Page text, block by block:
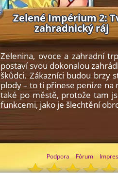
Zelené Impérium 2:
zahradnický ráj
Zelenina, ovoce a zahradní
postaví svou dokonalou
škůdci. Zákazníci budou brzy
plody – to ti přinese peníze na
také po městě, protože tam
funkcemi, jako je šlechtění
Podpora Fórum